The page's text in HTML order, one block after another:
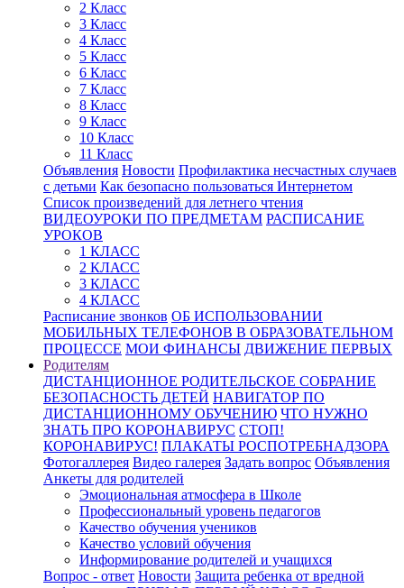
2 Класс
3 Класс
4 Класс
5 Класс
6 Класс
7 Класс
8 Класс
9 Класс
10 Класс
11 Класс
Объявления Новости Профилактика несчастных случаев
с детьми Как безопасно пользоваться Интернетом
Список произведений для летнего чтения
ВИДЕОУРОКИ ПО ПРЕДМЕТАМ РАСПИСАНИЕ
УРОКОВ
1 КЛАСС
2 КЛАСС
3 КЛАСС
4 КЛАСС
Расписание звонков ОБ ИСПОЛЬЗОВАНИИ
МОБИЛЬНЫХ ТЕЛЕФОНОВ В ОБРАЗОВАТЕЛЬНОМ
ПРОЦЕССЕ МОИ ФИНАНСЫ ДВИЖЕНИЕ ПЕРВЫХ
Родителям
ДИСТАНЦИОННОЕ РОДИТЕЛЬСКОЕ СОБРАНИЕ
БЕЗОПАСНОСТЬ ДЕТЕЙ НАВИГАТОР ПО
ДИСТАНЦИОННОМУ ОБУЧЕНИЮ ЧТО НУЖНО
ЗНАТЬ ПРО КОРОНАВИРУС СТОП!
КОРОНАВИРУС! ПЛАКАТЫ РОСПОТРЕБНАДЗОРА
Фотогаллерея Видео галерея Задать вопрос Объявления
Анкеты для родителей
Эмоциональная атмосфера в Школе
Профессиональный уровень педагогов
Качество обучения учеников
Качество условий обучения
Информирование родителей и учащихся
Вопрос - ответ Новости Защита ребенка от вредной